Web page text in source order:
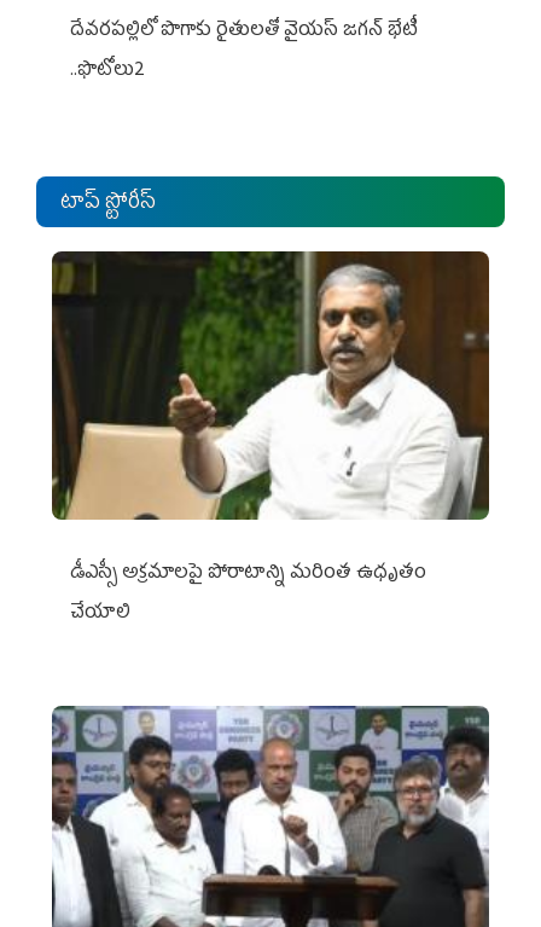
దేవరపల్లిలో పొగాకు రైతులతో వైయస్ జగన్ భేటీ
..ఫొటోలు2
టాప్ స్టోరీస్
డీఎస్సీ అక్రమాలపై పోరాటాన్ని మరింత ఉధృతం
చేయాలి